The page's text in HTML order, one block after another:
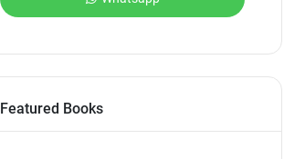
Featured Books